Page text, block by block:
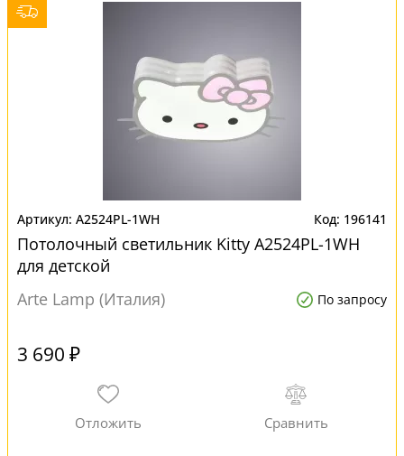
A2524PL-1WH 196141
Потолочный светильник Kitty A2524PL-1WH
для детской
Arte Lamp (Италия)
По запросу
3 690 ₽